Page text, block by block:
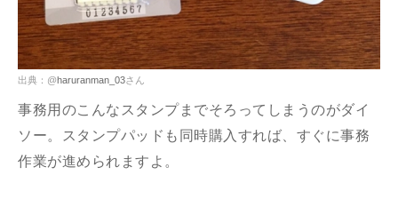
出典：@haruranman_03さん
事務用のこんなスタンプまでそろってしまうのがダイ
ソー。スタンプパッドも同時購入すれば、すぐに事務
作業が進められますよ。